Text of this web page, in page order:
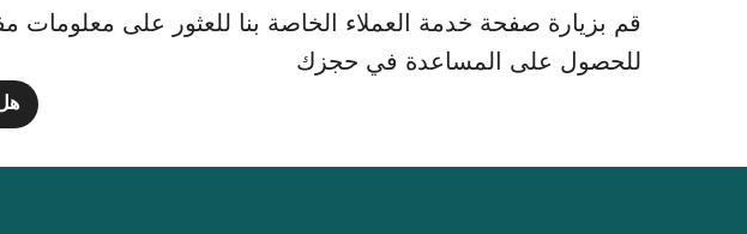
قم بزيارة صفحة خدمة العملاء الخاصة بنا للعثور على معلومات
للحصول على المساعدة في حجزك